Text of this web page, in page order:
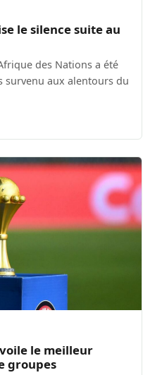
le silence suite au
des Nations a été
survenu aux alentours du
le meilleur
groupes